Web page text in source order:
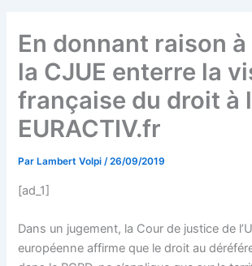
En donnant raison à
la CJUE enterre la
française du droit à
EURACTIV.fr
Par Lambert Volpi/26/09/2019
[ad_1]
Dans un jugement, la Cour de justice de
européenne affirme que le droit au